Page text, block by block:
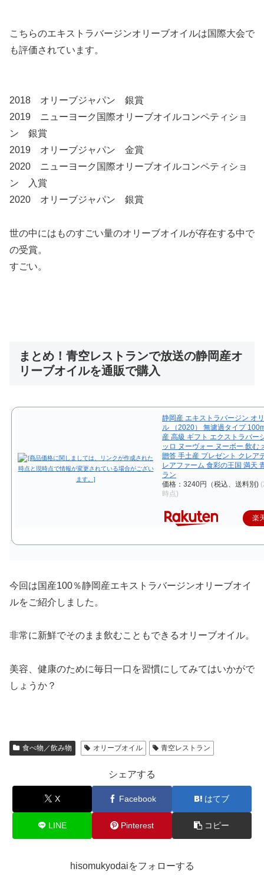
こちらのエキストラバージンオリーブオイルは国際大会で
も評価されています。
2018 オリーブジャパン 銀賞
2019 ニューヨーク国際オリーブオイルコンペティショ
ン 銀賞
2019 オリーブジャパン 金賞
2020 ニューヨーク国際オリーブオイルコンペティショ
ン 入賞
2020 オリーブジャパン 銀賞
世の中にはものすごい量のオリーブオイルが存在する中で
の受賞。
すごい。
まとめ！青空レストランで放送の静岡産オ
リーブオイルを通販で購入
静岡産 エキストラバージン オ
ル （2020） 無濾過タイプ
産 高級 ギフト エクストラバー
ッロ ヌーヴォー ヌーボー 飲む
贈答 手土産 プレゼント クレア
レアファーム 食彩の王国 満天
ラン
価格：3240円（税込、送料別)
時点)
楽
今回は国産100％静岡産エキストラバージンオリーブオイ
ルをご紹介しました。
非常に新鮮でそのまま飲むこともできるオリーブオイル。
美容、健康のために毎日一口を習慣にしてみてはいかがで
しょうか？
食べ物／飲み物 オリーブオイル 青空レストラン
シェアする
X Facebook はてブ
LINE Pinterest コピー
hisomukyodaiをフォローする